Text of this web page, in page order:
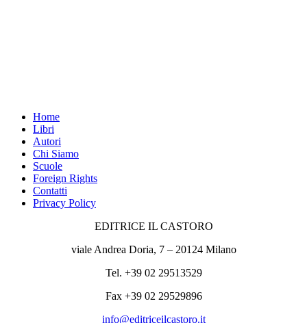
Home
Libri
Autori
Chi Siamo
Scuole
Foreign Rights
Contatti
Privacy Policy
EDITRICE IL CASTORO
viale Andrea Doria, 7 – 20124 Milano
Tel. +39 02 29513529
Fax +39 02 29529896
info@editriceilcastoro.it